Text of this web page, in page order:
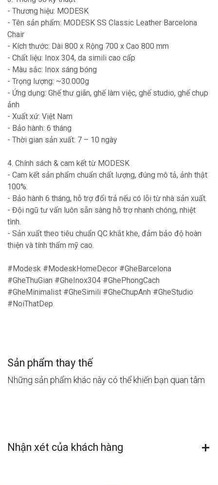
- Thương hiệu: MODESK
- Tên sản phẩm: MODESK SS Classic Leather Barcelona
Chair
- Kích thước: Dài 800 x Rộng 700 x Cao 800 mm
- Chất liệu: Inox 304, da simili cao cấp
- Màu sắc: Inox sáng bóng
- Trọng lượng: ~30.000g
- Ứng dụng: Ghế thư giãn, ghế làm việc, ghế studio, ghế chụp
ảnh
- Xuất xứ: Việt Nam
- Bảo hành: 6 tháng
- Thời gian sản xuất: 7 – 10 ngày
4. Chính sách & cam kết từ MODESK
- Cam kết sản phẩm chuẩn chất lượng, đúng mô tả, ảnh thật
100%.
- Bảo hành 6 tháng, hỗ trợ đổi trả nếu có lỗi từ nhà sản xuất.
- Đội ngũ tư vấn luôn sẵn sàng hỗ trợ nhanh chóng, nhiệt
tình.
- Sản xuất theo tiêu chuẩn QC khắt khe, đảm bảo độ hoàn
thiện và tính thẩm mỹ cao.
#Modesk #ModeskHomeDecor #GheBarcelona
#GheThuGian #GheInox304 #GhePhongCach
#GheMinimalist #GheSimili #GheChupAnh #GheStudio
#NoiThatDep
Sản phẩm thay thế
Những sản phẩm khác này có thể khiến bạn quan tâm
Nhận xét của khách hàng